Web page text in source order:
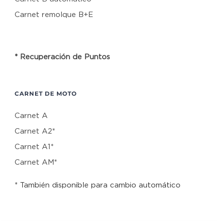
Carnet remolque B+E
* Recuperación de Puntos
CARNET DE MOTO
Carnet A
Carnet A2*
Carnet A1*
Carnet AM*
* También disponible para cambio automático